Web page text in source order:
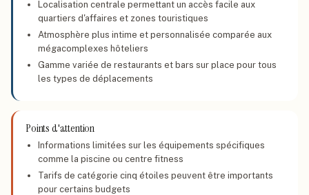
Localisation centrale permettant un accès facile aux
quartiers d'affaires et zones touristiques
Atmosphère plus intime et personnalisée comparée aux
mégacomplexes hôteliers
Gamme variée de restaurants et bars sur place pour tous
les types de déplacements
Points d'attention
Informations limitées sur les équipements spécifiques
comme la piscine ou centre fitness
Tarifs de catégorie cinq étoiles peuvent être importants
pour certains budgets